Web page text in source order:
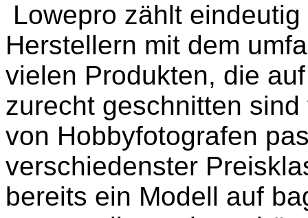
Lowepro zählt
Herstellern mit dem
vielen Produkten, die
zurecht geschnitten
von Hobbyfotografen
verschiedenster
bereits ein Modell auf